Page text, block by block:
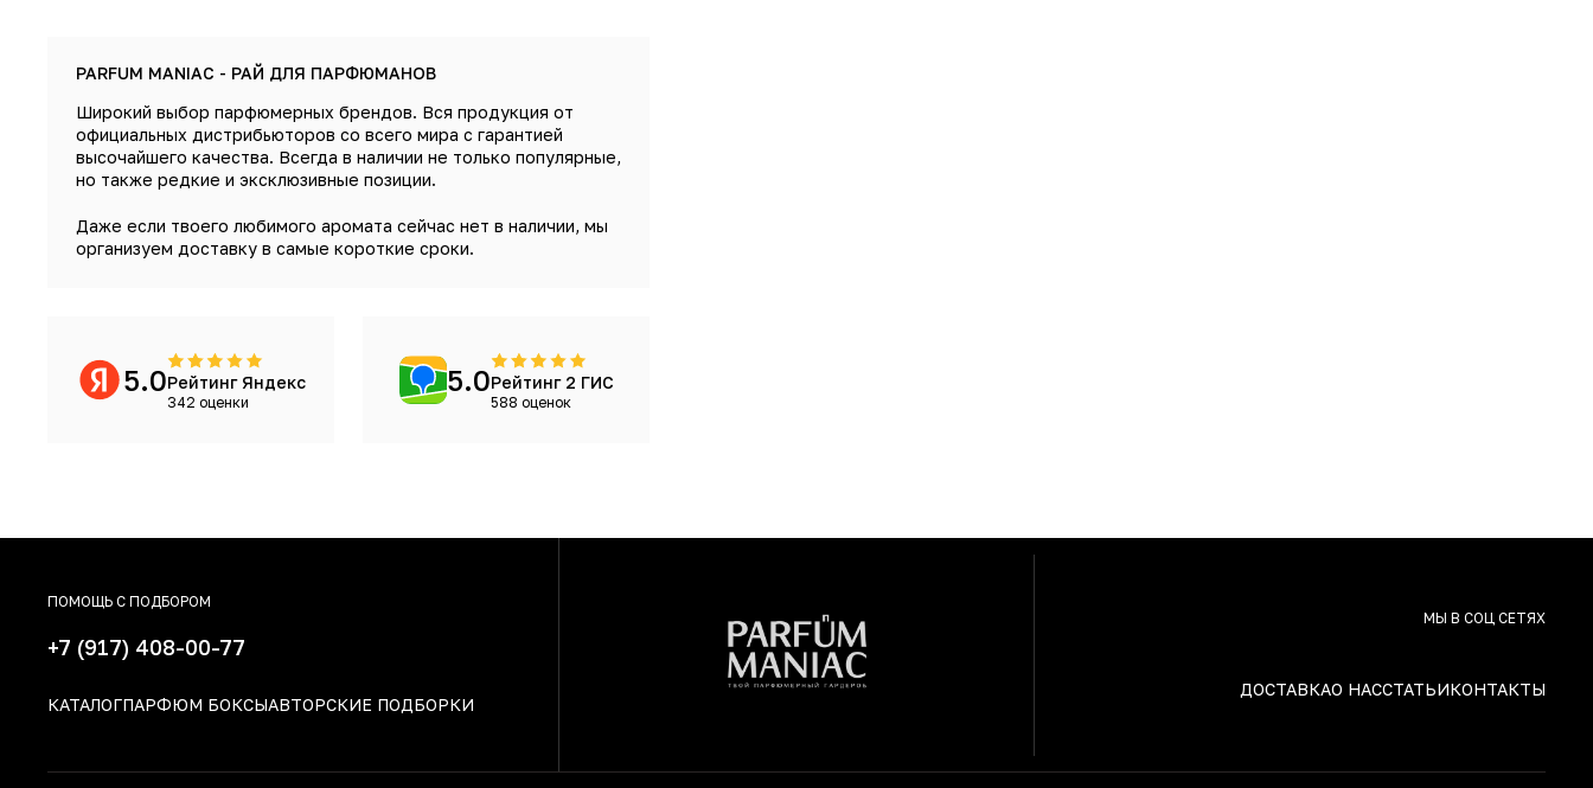
PARFUM MANIAC - РАЙ ДЛЯ ПАРФЮМАНОВ
Широкий выбор парфюмерных брендов. Вся продукция от
официальных дистрибьюторов со всего мира с гарантией
высочайшего качества. Всегда в наличии не только популярные,
но также редкие и эксклюзивные позиции.
Даже если твоего любимого аромата сейчас нет в наличии, мы
организуем доставку в самые короткие сроки.
5.0Рейтинг Яндекс
342 оценки
5.0Рейтинг 2 ГИС
588 оценок
ПОМОЩЬ С ПОДБОРОМ
+7 (917) 408-00-77
КАТАЛОГПАРФЮМ БОКСЫАВТОРСКИЕ ПОДБОРКИ
МЫ В СОЦ СЕТЯХ
ДОСТАВКАО НАССТАТЬИКОНТАКТЫ